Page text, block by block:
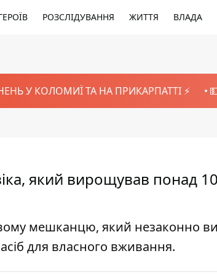
РОЗСЛІДУВАННЯ ЖИТТЯ ВЛАДА
У КОЛОМИЇ ТА НА ПРИКАРПАТТІ ⚡️
який вирощував понад
мешканцю, який незаконно
для власного вживання.